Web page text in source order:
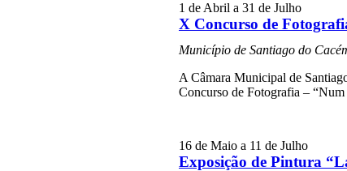
X Concurso de
1 de Abril a 31 de Julho
Município de Santiago do
A Câmara Municipal de
Concurso de Fotografia –
Exposição de Pintura
16 de Maioa 11 de Julho